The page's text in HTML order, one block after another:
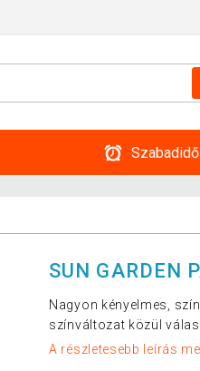
Szabadidő
SUN GARDEN
Nagyon kényelmes,
színváltozat közül
A részletesebb leírás